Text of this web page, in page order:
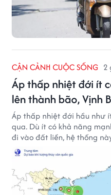
CẬN CẢNH CUỘC SỐNG 2
Áp thấp nhiệt đới ít
lên thành bão, Vịnh
Áp thấp nhiệt đới hầu như
qua. Dù ít có khả năng
đi vào đất liền, hệ thống
lớn trên nhiều vùng biển.